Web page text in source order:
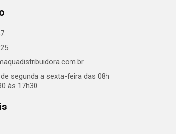
segunda a sexta-feira das 08h
às 17h30